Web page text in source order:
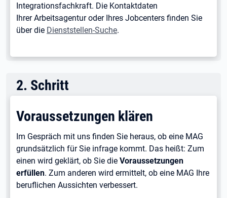
Integrationsfachkraft. Die Kontaktdaten
Ihrer Arbeitsagentur oder Ihres Jobcenters finden Sie
über die Dienststellen-Suche.
2. Schritt
Voraussetzungen klären
Im Gespräch mit uns finden Sie heraus, ob eine MAG
grundsätzlich für Sie infrage kommt. Das heißt: Zum
einen wird geklärt, ob Sie die Voraussetzungen
erfüllen. Zum anderen wird ermittelt, ob eine MAG Ihre
beruflichen Aussichten verbessert.